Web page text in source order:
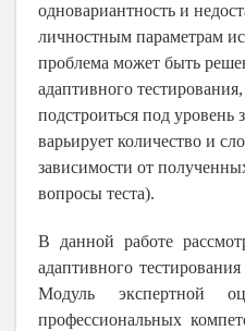
одновариантность и
личностным параметрам
проблема может быть
адаптивного
подстроиться под уровень
варьирует количество и
зависимости от
вопросы теста).
В данной работе
адаптивного
Модуль экспертной
профессиональных